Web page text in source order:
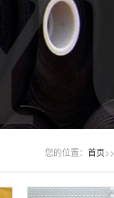
您的位置： 首页>>